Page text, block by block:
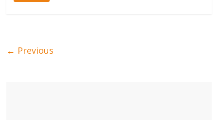
← Previous